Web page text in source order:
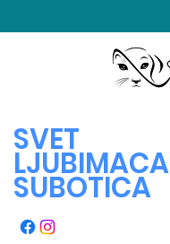
SVET
LJUBIMACA
SUBOTICA